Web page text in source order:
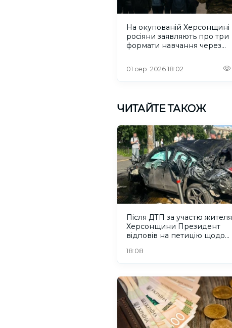
На окупованій Херсонщині
росіяни заявляють про три
формати навчання через
01 сер. 2026 18:02
ЧИТАЙТЕ ТАКОЖ
Після ДТП за участю жителя
Херсонщини Президент
відповів на петицію щодо
18:08